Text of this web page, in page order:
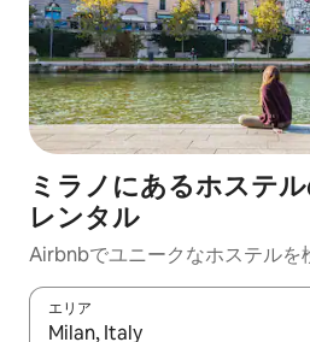
ミラノにあるホステ
レンタル
Airbnbでユニークなホステルを
エリア
検索結果が表示されたら、上下